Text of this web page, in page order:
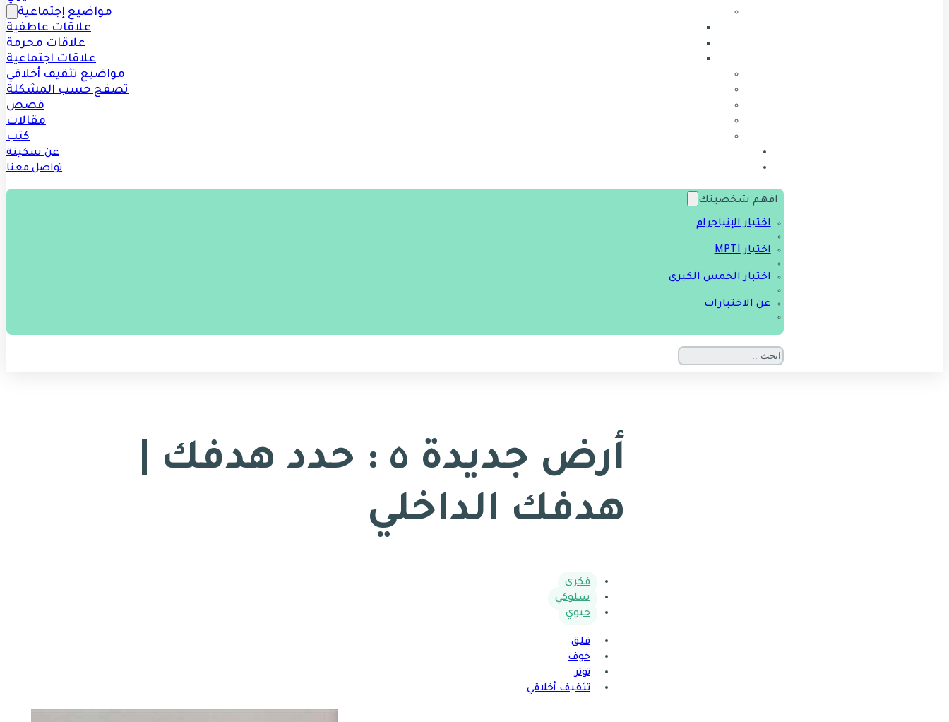
مواضيع إجتماعية
علاقات عاطفية
علاقات محرمة
علاقات اجتماعية
مواضيع تثقيف أخلاقي
تصفح حسب المشكلة
قصص
مقالات
كتب
عن سكينة
تواصل معنا
افهم شخصيتك
اختبار الإنياجرام
اختبار MPTI
اختبار الخمس الكبرى
عن الاختبارات
أرض جديدة ٥ : حدد هدفك |
هدفك الداخلي
فكري
سلوكي
حيوي
قلق
خوف
توتر
تثقيف أخلاقي